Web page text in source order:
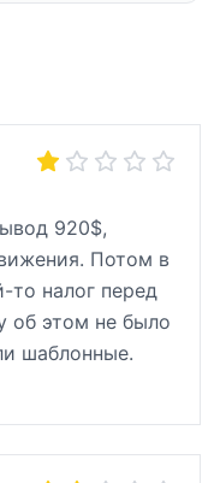
920$,
Потом в
то налог перед
об этом не было
шаблонные.